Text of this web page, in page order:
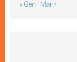
« Gen Mar »